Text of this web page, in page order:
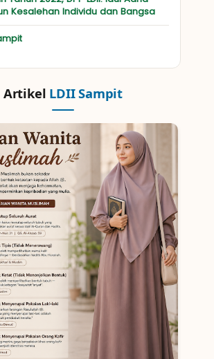
Kesalehan Individu dan Bangsa
Artikel LDII Sampit